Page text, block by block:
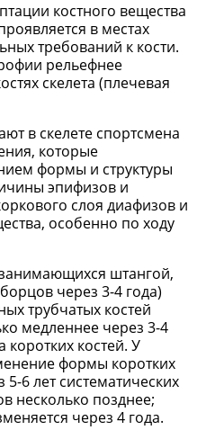
костного вещества
в местах
требований к кости.
рельефнее
скелета (плечевая
в скелете спортсмена
которые
формы и структуры
эпифизов и
слоя диафизов и
особенно по ходу
штангой,
через 3-4 года)
трубчатых костей
медленнее через 3-4
костей. У
формы коротких
5-6 лет систематических
несколько позднее;
через 4 года.